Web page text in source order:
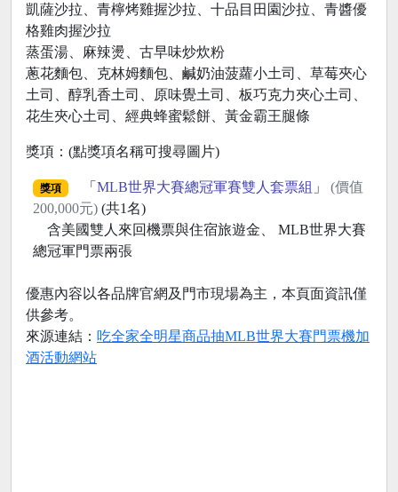
凱薩沙拉、青檸烤雞握沙拉、十品目田園沙拉、青醬優
格雞肉握沙拉
蒸蛋湯、麻辣燙、古早味炒炊粉
蔥花麵包、克林姆麵包、鹹奶油菠蘿小土司、草莓夾心
土司、醇乳香土司、原味覺土司、板巧克力夾心土司、
花生夾心土司、經典蜂蜜鬆餅、黃金霸王腿條
獎項：(點獎項名稱可搜尋圖片)
獎項 「 MLB世界大賽總冠軍賽雙人套票組 」 (價值
200,000元) (共1名)
含美國雙人來回機票與住宿旅遊金、 MLB世界大賽
總冠軍門票兩張
優惠內容以各品牌官網及門市現場為主，本頁面資訊僅
供參考。
來源連結： 吃全家全明星商品抽MLB世界大賽門票機加
酒活動網站